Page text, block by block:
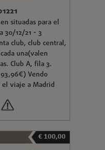
situadas para el
30/12/21 - 3
club, club central,
una(valen
Club A, fila 3.
Vendo
el viaje a Madrid
€ 100,00